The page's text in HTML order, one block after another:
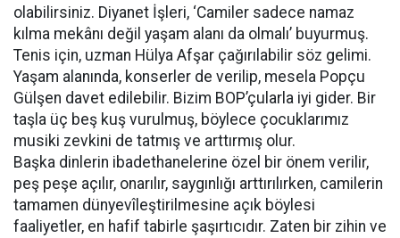
olabilirsiniz. Diyanet İşleri, ‘Camiler sadece namaz
kılma mekânı değil yaşam alanı da olmalı’ buyurmuş.
Tenis için, uzman Hülya Afşar çağırılabilir söz gelimi.
Yaşam alanında, konserler de verilip, mesela Popçu
Gülşen davet edilebilir. Bizim BOP’çularla iyi gider. Bir
taşla üç beş kuş vurulmuş, böylece çocuklarımız
musiki zevkini de tatmış ve arttırmış olur.
Başka dinlerin ibadethanelerine özel bir önem verilir,
peş peşe açılır, onarılır, saygınlığı arttırılırken, camilerin
tamamen dünyevîleştirilmesine açık böylesi
faaliyetler, en hafif tabirle şaşırtıcıdır. Zaten bir zihin ve